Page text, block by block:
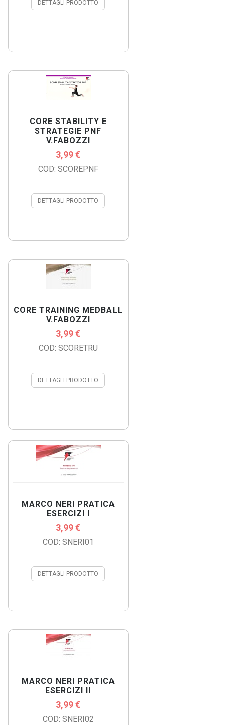
DETTAGLI PRODOTTO
CORE STABILITY E
STRATEGIE PNF
V.FABOZZI
3,99 €
COD: SCOREPNF
DETTAGLI PRODOTTO
CORE TRAINING MEDBALL
V.FABOZZI
3,99 €
COD: SCORETRU
DETTAGLI PRODOTTO
MARCO NERI PRATICA
ESERCIZI I
3,99 €
COD: SNERI01
DETTAGLI PRODOTTO
MARCO NERI PRATICA
ESERCIZI II
3,99 €
COD: SNERI02